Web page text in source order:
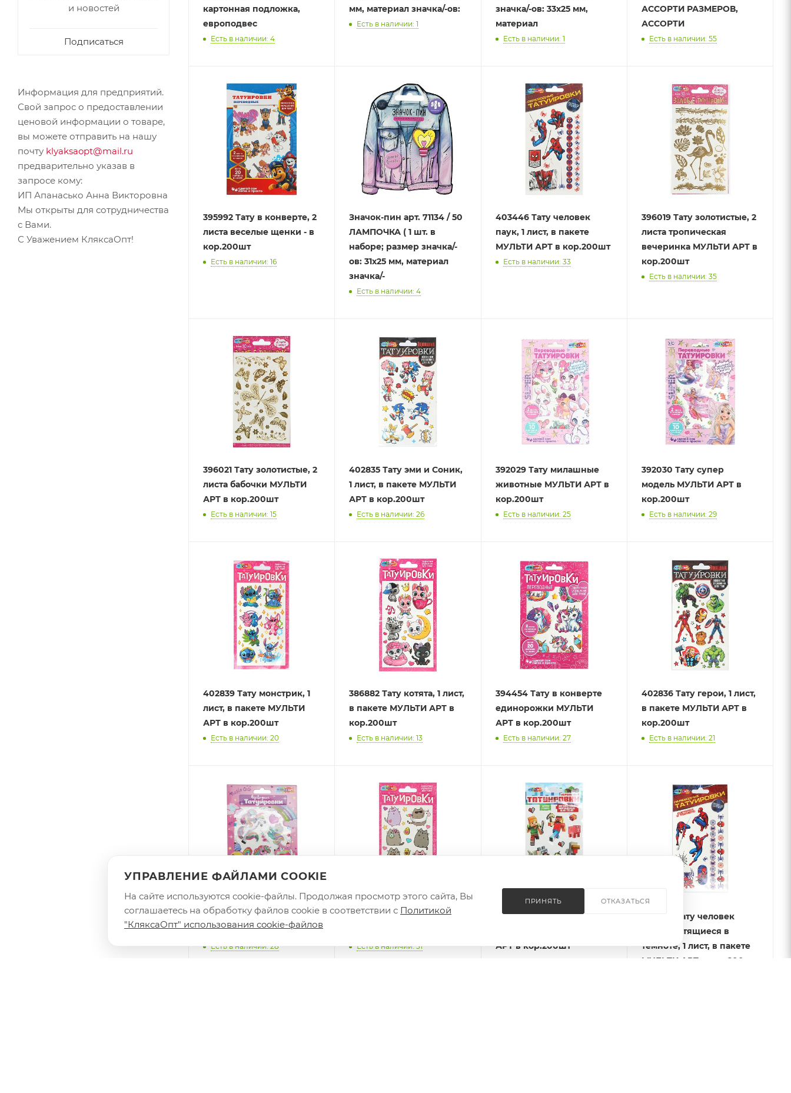
картонная подложка,
европодвес
Есть в наличии: 4
мм, материал значка/-ов:
Есть в наличии: 1
значка/-ов: 33x25 мм,
материал
Есть в наличии: 1
АССОРТИ РАЗМЕРОВ,
АССОРТИ
Есть в наличии: 55
395992 Тату в конверте, 2
листа веселые щенки - в
кор.200шт
Есть в наличии: 16
Значок-пин арт. 71134 / 50
ЛАМПОЧКА ( 1 шт. в
наборе; размер значка/-
ов: 31х25 мм, материал
значка/-
Есть в наличии: 4
403446 Тату человек
паук, 1 лист, в пакете
МУЛЬТИ АРТ в кор.200шт
Есть в наличии: 33
396019 Тату золотистые, 2
листа тропическая
вечеринка МУЛЬТИ АРТ в
кор.200шт
Есть в наличии: 35
396021 Тату золотистые, 2
листа бабочки МУЛЬТИ
АРТ в кор.200шт
Есть в наличии: 15
402835 Тату эми и Соник,
1 лист, в пакете МУЛЬТИ
АРТ в кор.200шт
Есть в наличии: 26
392029 Тату милашные
животные МУЛЬТИ АРТ в
кор.200шт
Есть в наличии: 25
392030 Тату супер
модель МУЛЬТИ АРТ в
кор.200шт
Есть в наличии: 29
402839 Тату монстрик, 1
лист, в пакете МУЛЬТИ
АРТ в кор.200шт
Есть в наличии: 20
386882 Тату котята, 1 лист,
в пакете МУЛЬТИ АРТ в
кор.200шт
Есть в наличии: 13
394454 Тату в конверте
единорожки МУЛЬТИ
АРТ в кор.200шт
Есть в наличии: 27
402836 Тату герои, 1 лист,
в пакете МУЛЬТИ АРТ в
кор.200шт
Есть в наличии: 21
392031 Тату единороги
МУЛЬТИ АРТ в кор.200шт
Есть в наличии: 28
396001 Тату, 1 лист пушин
Есть в наличии: 31
394795 Тату светящиеся
АРТ в кор.200шт
402837 Тату человек
паук, светящиеся в
темноте, 1 лист, в пакете
МУЛЬТИ АРТ в кор.200шт
и новостей
Подписаться
Информация для предприятий.
Свой запрос о предоставлении
ценовой информации о товаре,
вы можете отправить на нашу
почту klyaksaopt@mail.ru
предварительно указав в
запросе кому:
ИП Апанасько Анна Викторовна
Мы открыты для сотрудничества
с Вами.
С Уважением КляксаОпт!
УПРАВЛЕНИЕ ФАЙЛАМИ COOKIE
На сайте используются cookie-файлы. Продолжая просмотр этого сайта, Вы
соглашаетесь на обработку файлов cookie в соответствии с Политикой
"КляксаОпт" использования cookie-файлов
ПРИНЯТЬ ОТКАЗАТЬСЯ